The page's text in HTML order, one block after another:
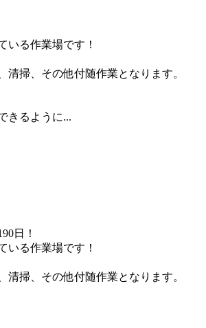
いる作業場です！
掃、その他付随作業となります。
きるように...
日！
いる作業場です！
掃、その他付随作業となります。